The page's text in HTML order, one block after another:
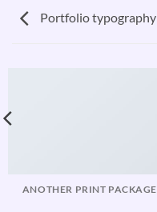
Portfolio typography
ANOTHER PRINT PACKAGE